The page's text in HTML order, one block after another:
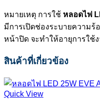
หมายเหตุ การใช้ หลอดไฟ
มีการเปิดช่องระบายความ
หน้าปิด จะทำให้อายุการใช้
สินค้าที่เกี่ยวข้อง
Quick View